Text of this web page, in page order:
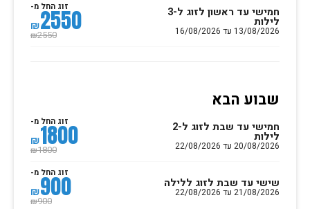
חמישי עד ראשון לזוג ל-3
לילות
13/08/2026 עד 16/08/2026
זוג החל מ-
₪2550
₪2550
שבוע הבא
חמישי עד שבת לזוג ל-2
לילות
20/08/2026 עד 22/08/2026
זוג החל מ-
₪1800
₪1800
שישי עד שבת לזוג ללילה
21/08/2026 עד 22/08/2026
זוג החל מ-
₪900
₪900